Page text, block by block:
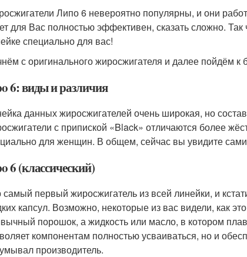
Липо 6 невероятно популярны, и они
для Вас полностью эффективен, сказать сложно.
специально для вас!
с оригинального жиросжигателя и далее
6: виды и различия
данных жиросжигателей очень широкая, но
с припиской «Black» отличаются более
для женщин. В общем, сейчас вы увидите
6 (классический)
самый первый жиросжигатель из всей линейки, и
капсул. Возможно, некоторые из вас видели, как
порошок, а жидкость или масло, в котором
компонентам полностью усваиваться, но и
производитель.